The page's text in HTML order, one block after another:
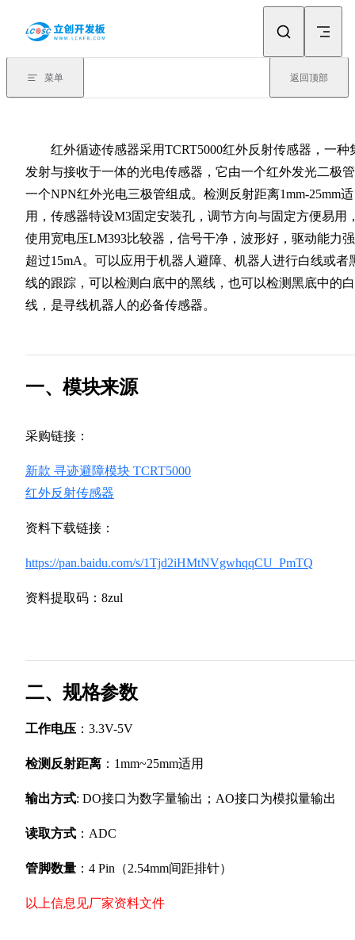
菜单 返回顶部
红外循迹传感器采用TCRT5000红外反射传感器，一种
发射与接收于一体的光电传感器，它由一个红外发光二极
一个NPN红外光电三极管组成。检测反射距离1mm-25mm适
用，传感器特设M3固定安装孔，调节方向与固定方便易用
使用宽电压LM393比较器，信号干净，波形好，驱动能力
超过15mA。可以应用于机器人避障、机器人进行白线或者
线的跟踪，可以检测白底中的黑线，也可以检测黑底中的白
线，是寻线机器人的必备传感器。
一、模块来源
采购链接：
新款 寻迹避障模块 TCRT5000
红外反射传感器
资料下载链接：
https://pan.baidu.com/s/1Tjd2iHMtNVgwhqqCU_PmTQ
资料提取码：8zul
二、规格参数
工作电压 ：3.3V-5V
检测反射距离 ：1mm~25mm适用
输出方式: DO接口为数字量输出；AO接口为模拟量输出
读取方式 ：ADC
管脚数量 ：4 Pin（2.54mm间距排针）
以上信息见厂家资料文件